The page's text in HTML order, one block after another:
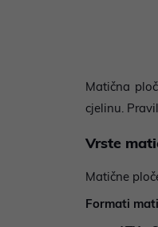
Matična
cjelinu.
Vrste
Matične
Formati